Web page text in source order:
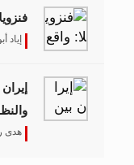
إياد
هدى